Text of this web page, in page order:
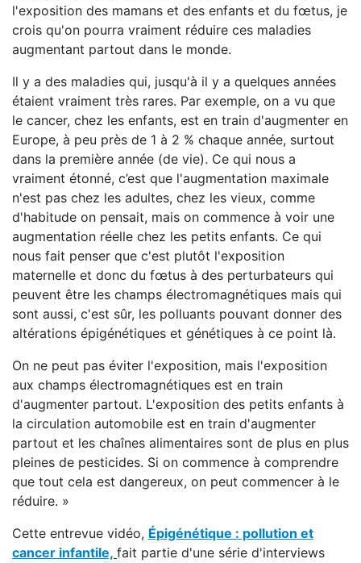
l'exposition des mamans et des enfants et du fœtus, je
crois qu'on pourra vraiment réduire ces maladies
augmentant partout dans le monde.
Il y a des maladies qui, jusqu'à il y a quelques années
étaient vraiment très rares. Par exemple, on a vu que
le cancer, chez les enfants, est en train d'augmenter en
Europe, à peu près de 1 à 2 % chaque année, surtout
dans la première année (de vie). Ce qui nous a
vraiment étonné, c’est que l'augmentation maximale
n'est pas chez les adultes, chez les vieux, comme
d'habitude on pensait, mais on commence à voir une
augmentation réelle chez les petits enfants. Ce qui
nous fait penser que c'est plutôt l'exposition
maternelle et donc du fœtus à des perturbateurs qui
peuvent être les champs électromagnétiques mais qui
sont aussi, c'est sûr, les polluants pouvant donner des
altérations épigénétiques et génétiques à ce point là.
On ne peut pas éviter l'exposition, mais l'exposition
aux champs électromagnétiques est en train
d'augmenter partout. L'exposition des petits enfants à
la circulation automobile est en train d'augmenter
partout et les chaînes alimentaires sont de plus en plus
pleines de pesticides. Si on commence à comprendre
que tout cela est dangereux, on peut commencer à le
réduire. »
Cette entrevue vidéo, Épigénétique : pollution et
cancer infantile, fait partie d'une série d'interviews